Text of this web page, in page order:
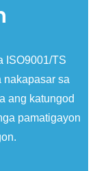
ISO9001/TS
nakapasar sa
ang katungod
pamatigayon